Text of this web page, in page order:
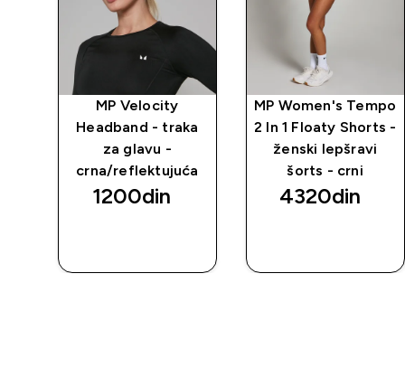
MP Velocity
Headband - traka
za glavu -
crna/reflektujuća
1200din‎
MP Women's Tempo
2 In 1 Floaty Shorts -
ženski lepšravi
šorts - crni
4320din‎